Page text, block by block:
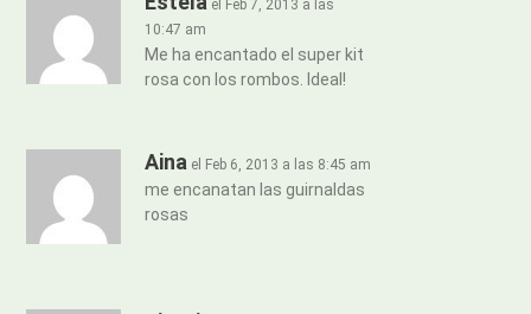
el Feb 7, 2013 a las
10:47 am
Me ha encantado el super kit
rosa con los rombos. Ideal!
Aina el Feb 6, 2013 a las 8:45 am
me encanatan las guirnaldas
rosas